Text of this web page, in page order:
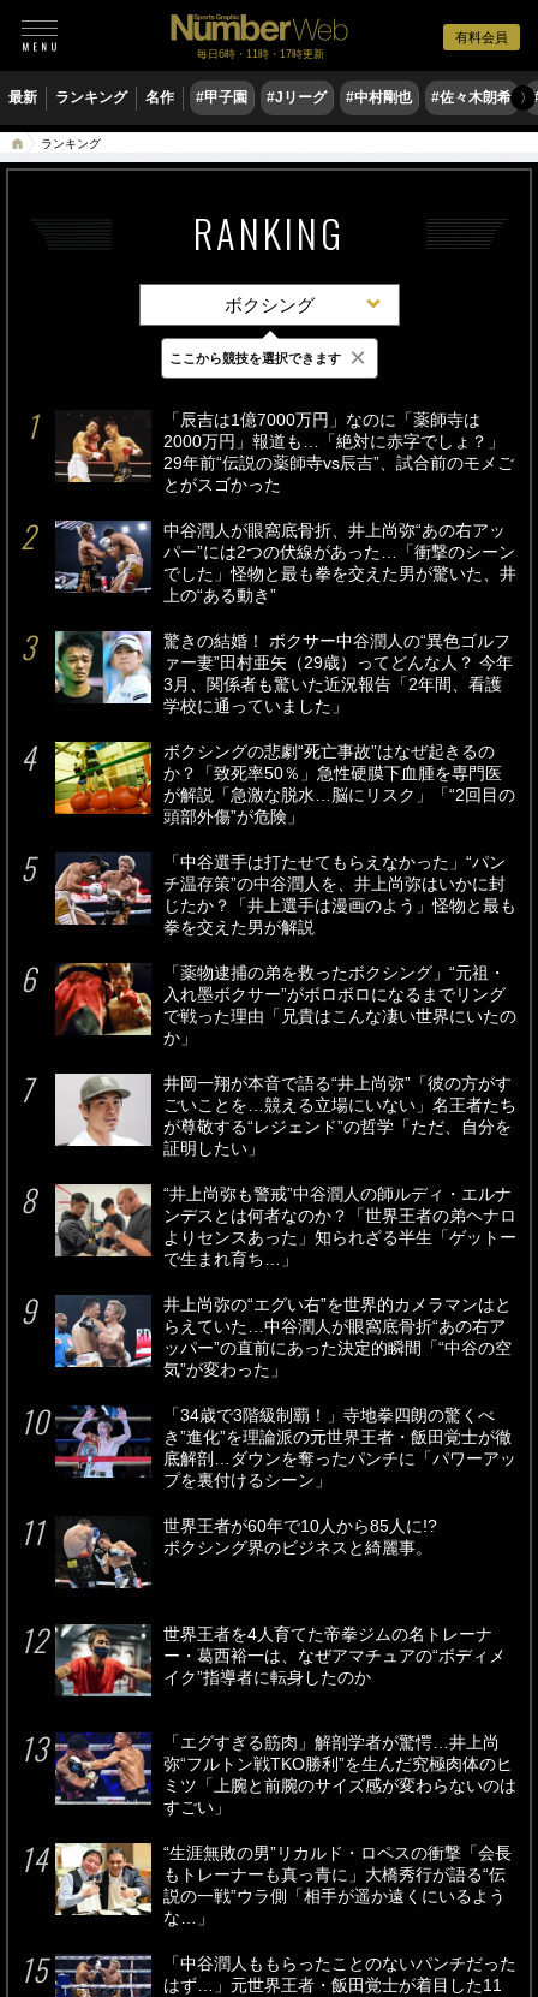
有料会員
毎日6時・11時・17時更新
最新 ランキング 名作 #甲子園 #Jリーグ #中村剛也 #佐々木朗希 〉
ランキング
RANKING
ボクシング
最新 24時間 週間
「辰吉は1億7000万円」なのに「薬師寺は
2000万円」報道も…「絶対に赤字でしょ？」
29年前“伝説の薬師寺vs辰吉”、試合前のモメご
とがスゴかった
中谷潤人が眼窩底骨折、井上尚弥“あの右アッ
パー”には2つの伏線があった…「衝撃のシーン
でした」怪物と最も拳を交えた男が驚いた、井
上の“ある動き”
驚きの結婚！ ボクサー中谷潤人の“異色ゴルフ
ァー妻”田村亜矢（29歳）ってどんな人？ 今年
3月、関係者も驚いた近況報告「2年間、看護
学校に通っていました」
ボクシングの悲劇“死亡事故”はなぜ起きるの
か？「致死率50％」急性硬膜下血腫を専門医
が解説「急激な脱水…脳にリスク」「“2回目の
頭部外傷”が危険」
「中谷選手は打たせてもらえなかった」“パン
チ温存策”の中谷潤人を、井上尚弥はいかに封
じたか？「井上選手は漫画のよう」怪物と最も
拳を交えた男が解説
「薬物逮捕の弟を救ったボクシング」“元祖・
入れ墨ボクサー”がボロボロになるまでリング
で戦った理由「兄貴はこんな凄い世界にいたの
か」
井岡一翔が本音で語る“井上尚弥”「彼の方がす
ごいことを…競える立場にいない」名王者たち
が尊敬する“レジェンド”の哲学「ただ、自分を
証明したい」
“井上尚弥も警戒”中谷潤人の師ルディ・エルナ
ンデスとは何者なのか？「世界王者の弟ヘナロ
よりセンスあった」知られざる半生「ゲットー
で生まれ育ち…」
井上尚弥の“エグい右”を世界的カメラマンはと
らえていた…中谷潤人が眼窩底骨折“あの右ア
ッパー”の直前にあった決定的瞬間「“中谷の空
気”が変わった」
「34歳で3階級制覇！」寺地拳四朗の驚くべ
き”進化”を理論派の元世界王者・飯田覚士が徹
底解剖…ダウンを奪ったパンチに「パワーアッ
プを裏付けるシーン」
世界王者が60年で10人から85人に!?
ボクシング界のビジネスと綺麗事。
世界王者を4人育てた帝拳ジムの名トレーナ
ー・葛西裕一は、なぜアマチュアの“ボディメ
イク”指導者に転身したのか
「エグすぎる筋肉」解剖学者が驚愕…井上尚
弥“フルトン戦TKO勝利”を生んだ究極肉体のヒ
ミツ「上腕と前腕のサイズ感が変わらないのは
すごい」
“生涯無敗の男”リカルド・ロペスの衝撃「会長
もトレーナーも真っ青に」大橋秀行が語る“伝
説の一戦”ウラ側「相手が遥か遠くにいるよう
な…」
「中谷潤人ももらったことのないパンチだった
はず…」元世界王者・飯田覚士が着目した11
ここから競技を選択できます ×